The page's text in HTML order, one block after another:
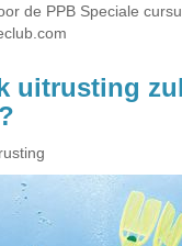
de PPB Speciale
uitrusting